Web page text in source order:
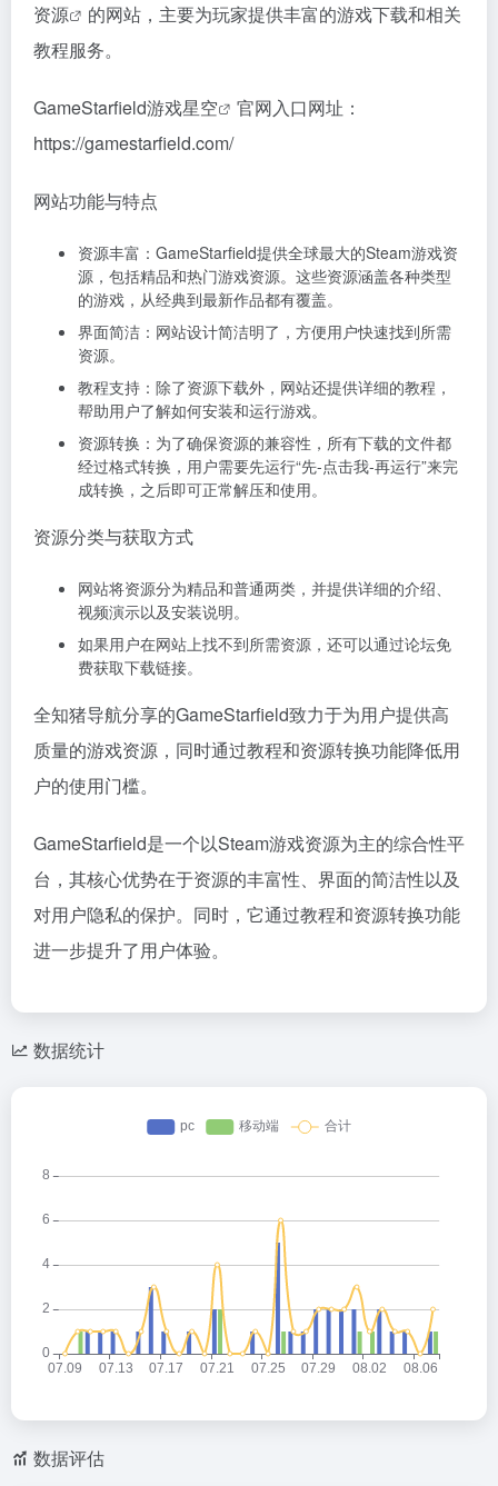
资源
的网站，主要为玩家提供丰富的游戏下载和相关
教程服务。
GameStarfield游戏星空
官网入口网址：
https://gamestarfield.com/
网站功能与特点
资源丰富：GameStarfield提供全球最大的Steam游戏资
源，包括精品和热门游戏资源。这些资源涵盖各种类型
的游戏，从经典到最新作品都有覆盖。
界面简洁：网站设计简洁明了，方便用户快速找到所需
资源。
教程支持：除了资源下载外，网站还提供详细的教程，
帮助用户了解如何安装和运行游戏。
资源转换：为了确保资源的兼容性，所有下载的文件都
经过格式转换，用户需要先运行“先-点击我-再运行”来完
成转换，之后即可正常解压和使用。
资源分类与获取方式
网站将资源分为精品和普通两类，并提供详细的介绍、
视频演示以及安装说明。
如果用户在网站上找不到所需资源，还可以通过论坛免
费获取下载链接。
全知猪导航分享的GameStarfield致力于为用户提供高
质量的游戏资源，同时通过教程和资源转换功能降低用
户的使用门槛。
GameStarfield是一个以Steam游戏资源为主的综合性平
台，其核心优势在于资源的丰富性、界面的简洁性以及
对用户隐私的保护。同时，它通过教程和资源转换功能
进一步提升了用户体验。
数据统计
数据评估